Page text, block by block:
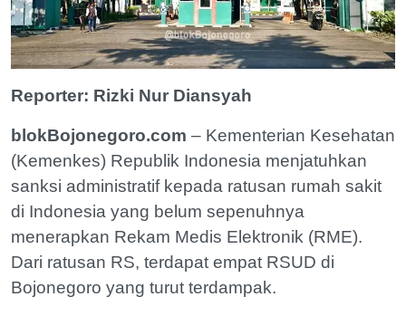
Reporter: Rizki Nur Diansyah
blokBojonegoro.com – Kementerian Kesehatan
(Kemenkes) Republik Indonesia menjatuhkan
sanksi administratif kepada ratusan rumah sakit
di Indonesia yang belum sepenuhnya
menerapkan Rekam Medis Elektronik (RME).
Dari ratusan RS, terdapat empat RSUD di
Bojonegoro yang turut terdampak.